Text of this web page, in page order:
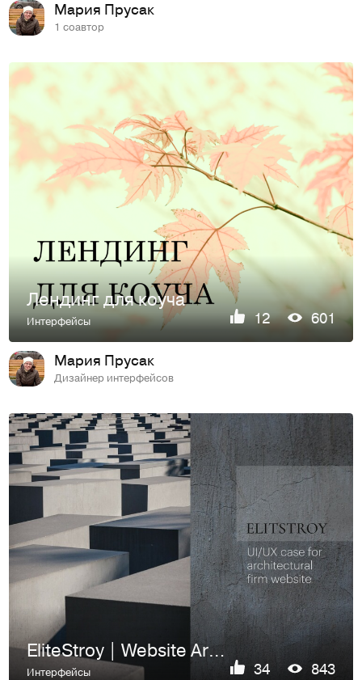
Мария Прусак
1 соавтор
Лендинг для коуча
Интерфейсы 12 601
Мария Прусак
Дизайнер интерфейсов
EliteStroy | Website Architect and building company
Интерфейсы 34 843